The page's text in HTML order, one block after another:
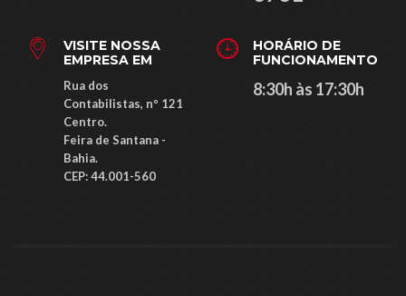
VISITE NOSSA
EMPRESA EM
Rua dos
Contabilistas, nº 121
Centro.
Feira de Santana -
Bahia.
CEP: ​44.001-560
HORÁRIO DE
FUNCIONAMENTO
8:30h às 17:30h